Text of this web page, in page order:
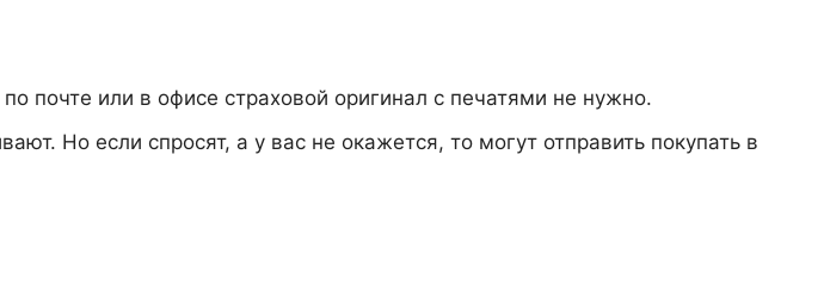
почте или в офисе страховой оригинал с печатями не нужно.
Но если спросят, а у вас не окажется, то могут отправить покупать в